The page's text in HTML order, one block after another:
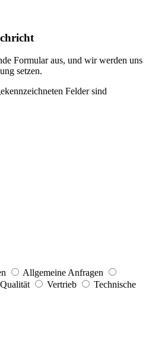
Formular aus, und wir werden uns
setzen.
Felder sind
Allgemeine Anfragen
Qualität Vertrieb
Technische